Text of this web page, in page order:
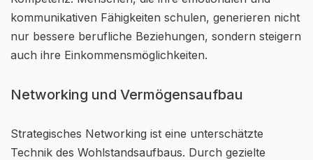
kommunikativen Fähigkeiten schulen, generieren nicht
nur bessere berufliche Beziehungen, sondern steigern
auch ihre Einkommensmöglichkeiten.
Networking und Vermögensaufbau
Strategisches Networking ist eine unterschätzte
Technik des Wohlstandsaufbaus. Durch gezielte